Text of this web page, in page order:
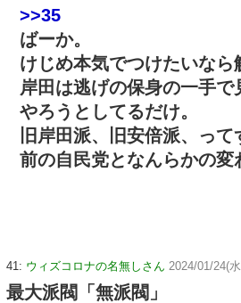
>>35
ばーか。
けじめ本気でつけたいなら
岸田は逃げの保身の一手
やろうとしてるだけ。
旧岸田派、旧安倍派、っ
前の自民党となんらかの変
41: ウィズコロナの名無しさん 2024/01/24(
最大派閥「無派閥」